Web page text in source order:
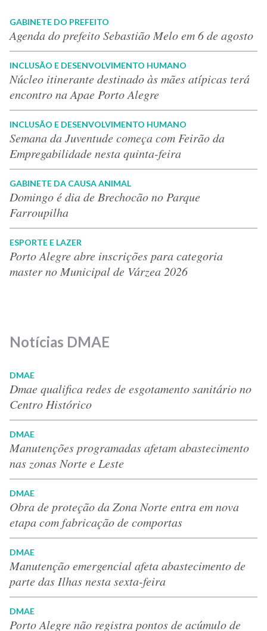
GABINETE DO PREFEITO
Agenda do prefeito Sebastião Melo em 6 de agosto
INCLUSÃO E DESENVOLVIMENTO HUMANO
Núcleo itinerante destinado às mães atípicas terá
encontro na Apae Porto Alegre
INCLUSÃO E DESENVOLVIMENTO HUMANO
Semana da Juventude começa com Feirão da
Empregabilidade nesta quinta-feira
GABINETE DA CAUSA ANIMAL
Domingo é dia de Brechocão no Parque
Farroupilha
ESPORTE E LAZER
Porto Alegre abre inscrições para categoria
master no Municipal de Várzea 2026
Notícias DMAE
DMAE
Dmae qualifica redes de esgotamento sanitário no
Centro Histórico
DMAE
Manutenções programadas afetam abastecimento
nas zonas Norte e Leste
DMAE
Obra de proteção da Zona Norte entra em nova
etapa com fabricação de comportas
DMAE
Manutenção emergencial afeta abastecimento de
parte das Ilhas nesta sexta-feira
DMAE
Porto Alegre não registra pontos de acúmulo de